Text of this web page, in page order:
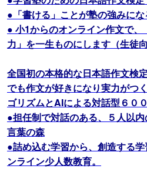
●「書ける」ことが塾の強みにな
● 小1からのオンライン作文で
力」を一生ものにします（生徒向
全国初の本格的な日本語作文検
でも作文が好きになり実力がつ
ゴリズムとAIによる対話型６０
●担任制で対話のある、５人以
言葉の森
●詰め込む学習から、創造する
ンライン少人数教育。